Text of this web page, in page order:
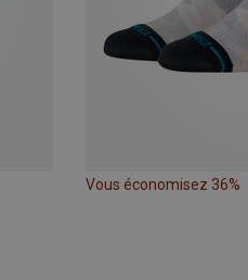
Vous économisez 36%